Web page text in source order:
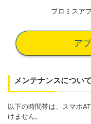
プロミスア
ア
メンテナンスについて
以下の時間帯は、スマホ
けません。